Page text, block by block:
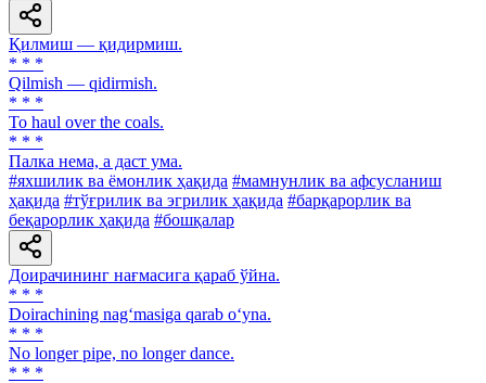
Қилмиш — қидирмиш.
* * *
Qilmish — qidirmish.
* * *
To haul over the coals.
* * *
Палка нема, а даст ума.
#яхшилик ва ёмонлик ҳақида #мамнунлик ва афсусланиш
ҳақида #тўғрилик ва эгрилик ҳақида #барқарорлик ва
беқарорлик ҳақида #бошқалар
Доирачининг нағмасига қараб ўйна.
* * *
Doirachining nag‘masiga qarab o‘yna.
* * *
No longer pipe, no longer dance.
* * *